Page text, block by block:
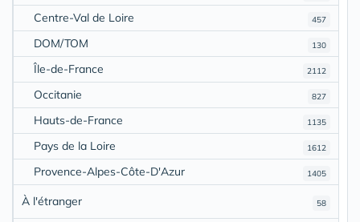
457
Centre-Val de Loire
130
DOM/TOM
2112
Île-de-France
827
Occitanie
1135
Hauts-de-France
1612
Pays de la Loire
1405
Provence-Alpes-Côte-D'Azur
58
À l'étranger